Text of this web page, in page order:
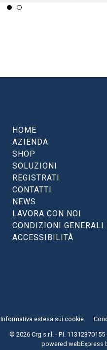
HOME
AZIENDA
SHOP
SOLUZIONI
REGISTRATI
CONTATTI
NEWS
LAVORA CON NOI
CONDIZIONI GENERALI
ACCESSIBILITÀ
Informativa estesa sui cookie
© 2026 Crg s.r.l. - P.I.
powered webExpress